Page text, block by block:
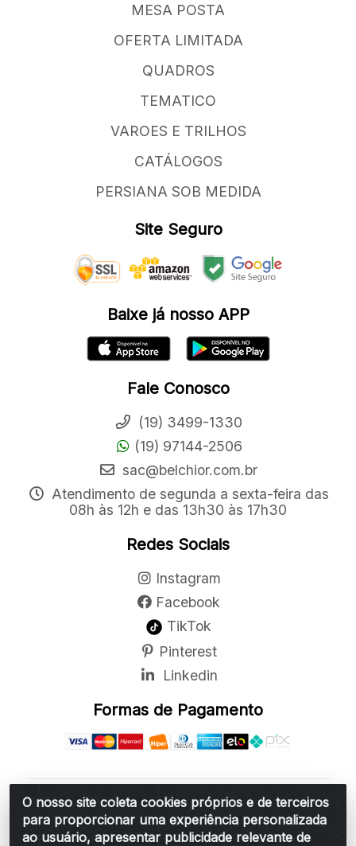
O nosso site coleta cookies próprios e de terceiros
para proporcionar uma experiência personalizada
ao usuário, apresentar publicidade relevante de
MESA POSTA
OFERTA LIMITADA
QUADROS
TEMATICO
VAROES E TRILHOS
CATÁLOGOS
PERSIANA SOB MEDIDA
Site Seguro
Baixe já nosso APP
Fale Conosco
(19) 3499-1330
(19) 97144-2506
sac@belchior.com.br
Atendimento de segunda a sexta-feira das
08h às 12h e das 13h30 às 17h30
Redes Sociais
Instagram
Facebook
TikTok
Pinterest
Linkedin
Formas de Pagamento
Belchior Cortinas e Acessórios LTDA - R: Rua
Vereador Sérgio Leopoldino Alves, 876 - Santa
Bárbara d'Oeste/SP - CEP 13.456-166 - CNPJ